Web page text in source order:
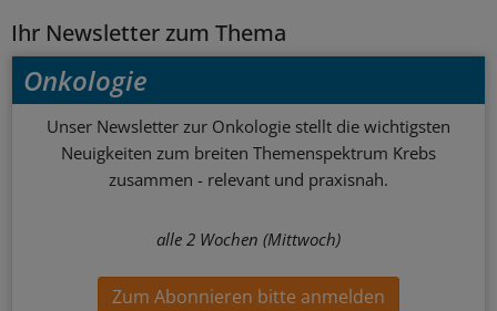
Ihr Newsletter zum Thema
Onkologie
Unser Newsletter zur Onkologie stellt die wichtigsten
Neuigkeiten zum breiten Themenspektrum Krebs
zusammen - relevant und praxisnah.
alle 2 Wochen (Mittwoch)
Zum Abonnieren bitte anmelden